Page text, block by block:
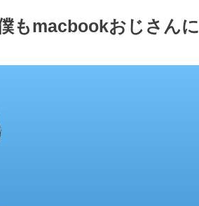
もmacbookおじさんに